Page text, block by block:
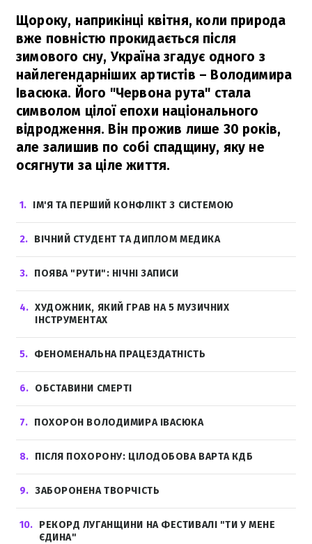
Щороку, наприкінці квітня, коли природа
вже повністю прокидається після
зимового сну, Україна згадує одного з
найлегендарніших артистів – Володимира
Івасюка. Його "Червона рута" стала
символом цілої епохи національного
відродження. Він прожив лише 30 років,
але залишив по собі спадщину, яку не
осягнути за ціле життя.
1 ІМ'Я ТА ПЕРШИЙ КОНФЛІКТ З СИСТЕМОЮ
2 ВІЧНИЙ СТУДЕНТ ТА ДИПЛОМ МЕДИКА
3 ПОЯВА "РУТИ": НІЧНІ ЗАПИСИ
4
ХУДОЖНИК, ЯКИЙ ГРАВ НА 5 МУЗИЧНИХ
ІНСТРУМЕНТАХ
5 ФЕНОМЕНАЛЬНА ПРАЦЕЗДАТНІСТЬ
6 ОБСТАВИНИ СМЕРТІ
7 ПОХОРОН ВОЛОДИМИРА ІВАСЮКА
8 ПІСЛЯ ПОХОРОНУ: ЦІЛОДОБОВА ВАРТА КДБ
9 ЗАБОРОНЕНА ТВОРЧІСТЬ
10
РЕКОРД ЛУГАНЩИНИ НА ФЕСТИВАЛІ "ТИ У МЕНЕ
ЄДИНА"